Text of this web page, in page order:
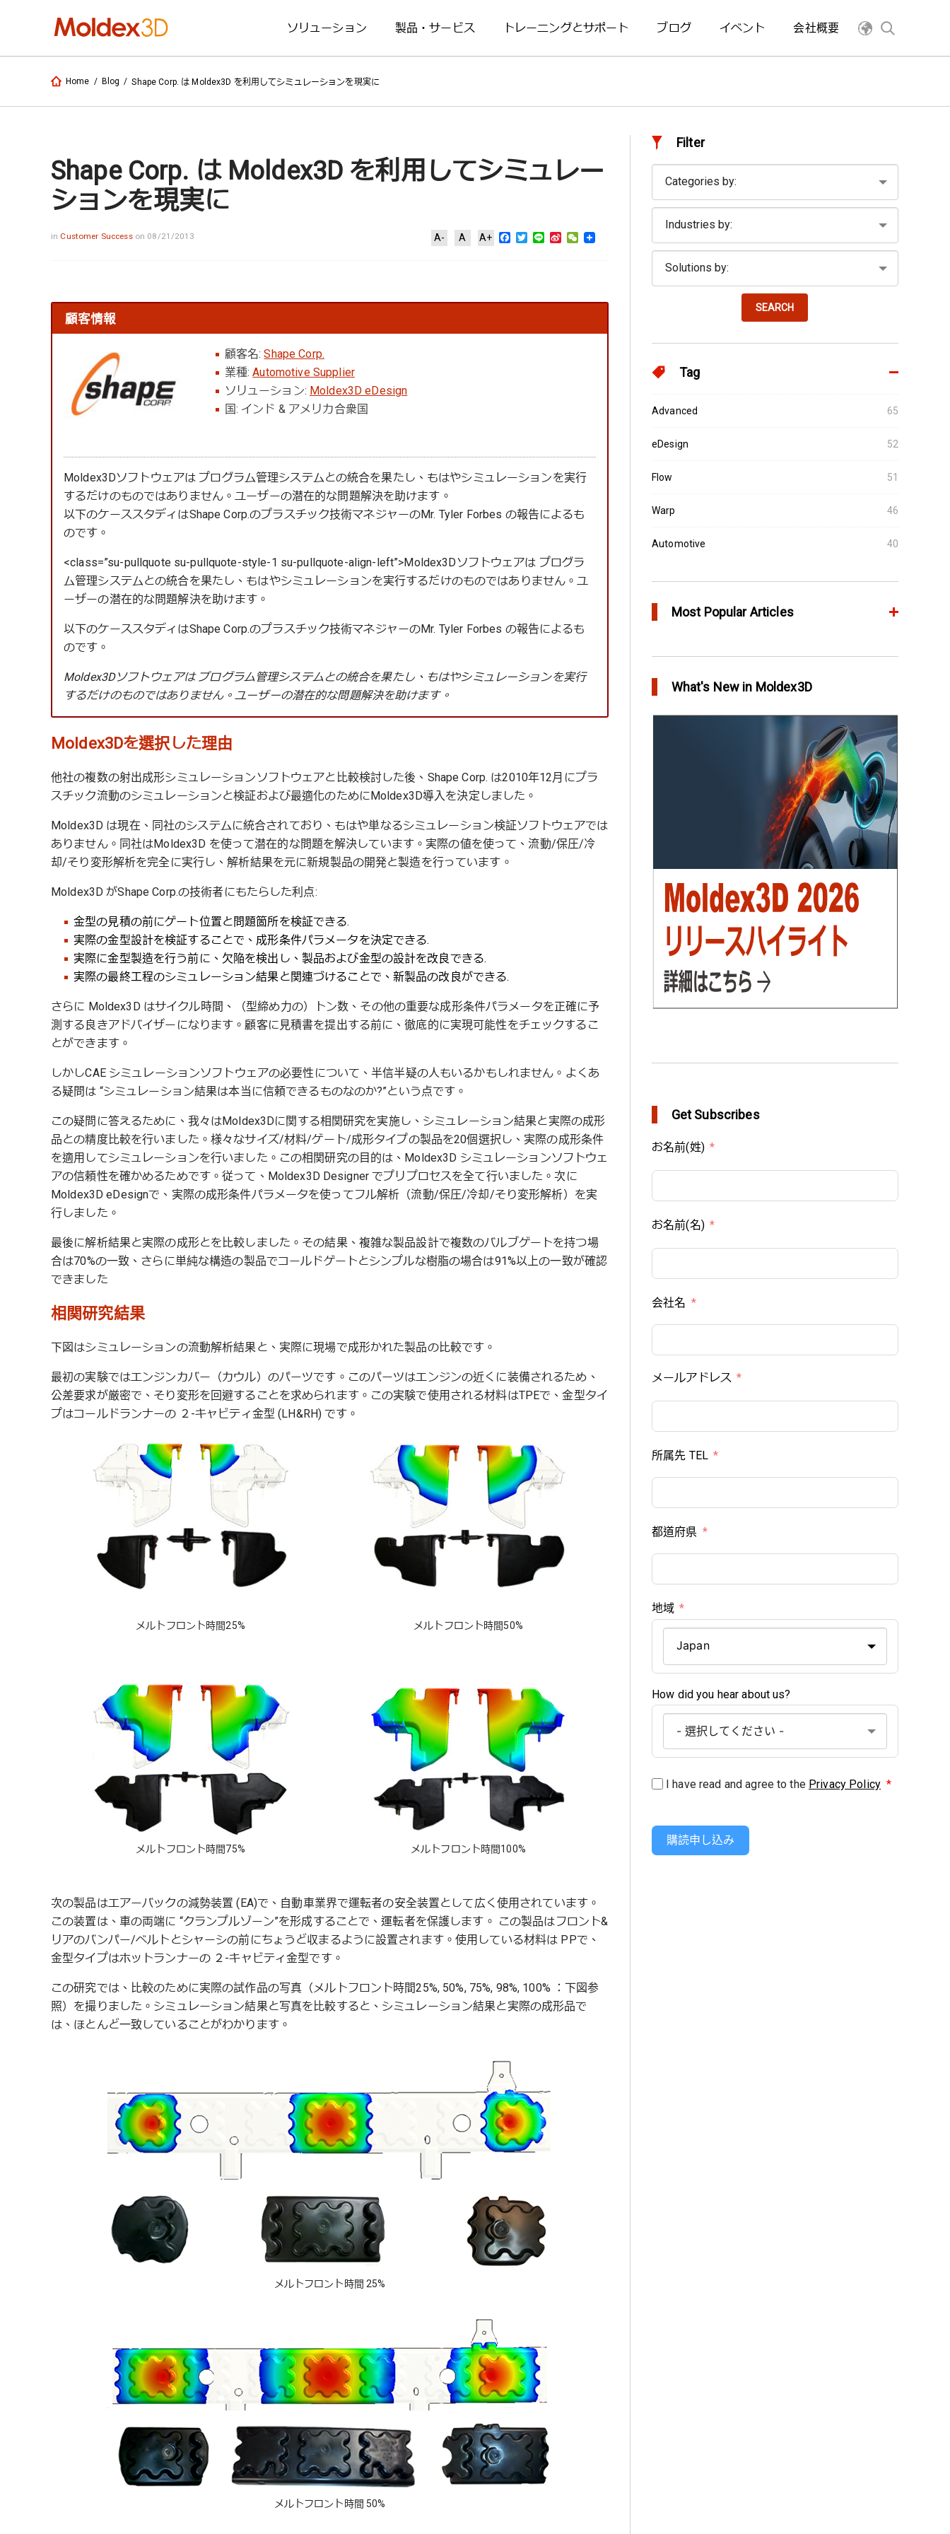
ソリューション 製品・サービス トレーニングとサポート ブログ イベント 会社概要
Home / Blog / Shape Corp. は Moldex3D を利用してシミュレーションを現実に
Shape Corp. は Moldex3D を利用してシミュレー
ションを現実に
in Customer Success on 08/21/2013 A- A A+ Facebook
Twitter
LineSinaWeChat
顧客情報
顧客名:Shape Corp.
業種:Automotive Supplier
ソリューション: Moldex3D eDesign
国: インド & アメリカ合衆国
Moldex3Dソフトウェアは プログラム管理システムとの統合を果たし、もはやシミュレーションを実行
するだけのものではありません。ユーザーの潜在的な問題解決を助けます。
以下のケーススタディはShape Corp.のプラスチック技術マネジャーのMr. Tyler Forbes の報告によるも
のです。
<class=”su-pullquote su-pullquote-style-1 su-pullquote-align-left”>Moldex3Dソフトウェアは プログラ
ム管理システムとの統合を果たし、もはやシミュレーションを実行するだけのものではありません。ユ
ーザーの潜在的な問題解決を助けます。
以下のケーススタディはShape Corp.のプラスチック技術マネジャーのMr. Tyler Forbes の報告によるも
のです。
Moldex3Dソフトウェアは プログラム管理システムとの統合を果たし、もはやシミュレーションを実行
するだけのものではありません。ユーザーの潜在的な問題解決を助けます。
Moldex3Dを選択した理由
他社の複数の射出成形シミュレーションソフトウェアと比較検討した後、Shape Corp. は2010年12月にプラ
スチック流動のシミュレーションと検証および最適化のためにMoldex3D導入を決定しました。
Moldex3D は現在、同社のシステムに統合されており、もはや単なるシミュレーション検証ソフトウェアでは
ありません。同社はMoldex3D を使って潜在的な問題を解決しています。実際の値を使って、流動/保圧/冷
却/そり変形解析を完全に実行し、解析結果を元に新規製品の開発と製造を行っています。
Moldex3D がShape Corp.の技術者にもたらした利点:
金型の見積の前にゲート位置と問題箇所を検証できる.
実際の金型設計を検証することで、成形条件パラメータを決定できる.
実際に金型製造を行う前に、欠陥を検出し、製品および金型の設計を改良できる.
実際の最終工程のシミュレーション結果と関連づけることで、新製品の改良ができる.
さらに Moldex3D はサイクル時間、（型締め力の）トン数、その他の重要な成形条件パラメータを正確に予
測する良きアドバイザーになります。顧客に見積書を提出する前に、徹底的に実現可能性をチェックするこ
とができます。
しかしCAE シミュレーションソフトウェアの必要性について、半信半疑の人もいるかもしれません。よくあ
る疑問は “シミュレーション結果は本当に信頼できるものなのか?”という点です。
この疑問に答えるために、我々はMoldex3Dに関する相関研究を実施し、シミュレーション結果と実際の成形
品との精度比較を行いました。様々なサイズ/材料/ゲート/成形タイプの製品を20個選択し、実際の成形条件
を適用してシミュレーションを行いました。この相関研究の目的は、Moldex3D シミュレーションソフトウェ
アの信頼性を確かめるためです。従って、Moldex3D Designer でプリプロセスを全て行いました。次に
Moldex3D eDesignで、実際の成形条件パラメータを使ってフル解析（流動/保圧/冷却/そり変形解析）を実
行しました。
最後に解析結果と実際の成形とを比較しました。その結果、複雑な製品設計で複数のバルブゲートを持つ場
合は70%の一致、さらに単純な構造の製品でコールドゲートとシンプルな樹脂の場合は91%以上の一致が確認
できました
相関研究結果
下図はシミュレーションの流動解析結果と、実際に現場で成形かれた製品の比較です。
最初の実験ではエンジンカバー（カウル）のパーツです。このパーツはエンジンの近くに装備されるため、
公差要求が厳密で、そり変形を回避することを求められます。この実験で使用される材料はTPEで、金型タイ
プはコールドランナーの ２-キャビティ金型 (LH&RH) です。
メルトフロント時間25% メルトフロント時間50%
メルトフロント時間75% メルトフロント時間100%
次の製品はエアーバックの減勢装置 (EA)で、自動車業界で運転者の安全装置として広く使用されています。
この装置は、車の両端に “クランプルゾーン”を形成することで、運転者を保護します。 この製品はフロント&
リアのバンパー/ベルトとシャーシの前にちょうど収まるように設置されます。使用している材料は PPで、
金型タイプはホットランナーの ２-キャビティ金型です。
この研究では、比較のために実際の試作品の写真（メルトフロント時間25%, 50%, 75%, 98%, 100% ：下図参
照）を撮りました。シミュレーション結果と写真を比較すると、シミュレーション結果と実際の成形品で
は、ほとんど一致していることがわかります。
メルトフロント時間 25%
メルトフロント時間 50%
Filter
SEARCH
Tag
Advanced 65
eDesign 52
Flow 51
Warp 46
Automotive 40
Most Popular Articles
in Top Story
欧州最大手の自動車部品パーツメーカー
Faurecia社の製品設計最適化プロジェクト－
YUDO、ホットランナーシステム成形開発のデザ
イン検証および最適化にMoldex3Dの統合を実現
What's New in Moldex3D
Get Subscribes
お名前(姓)
お名前(名)
会社名
メールアドレス
所属先 TEL
都道府県
地域
Japan
How did you hear about us?
I have read and agree to the Privacy Policy *
購読申し込み